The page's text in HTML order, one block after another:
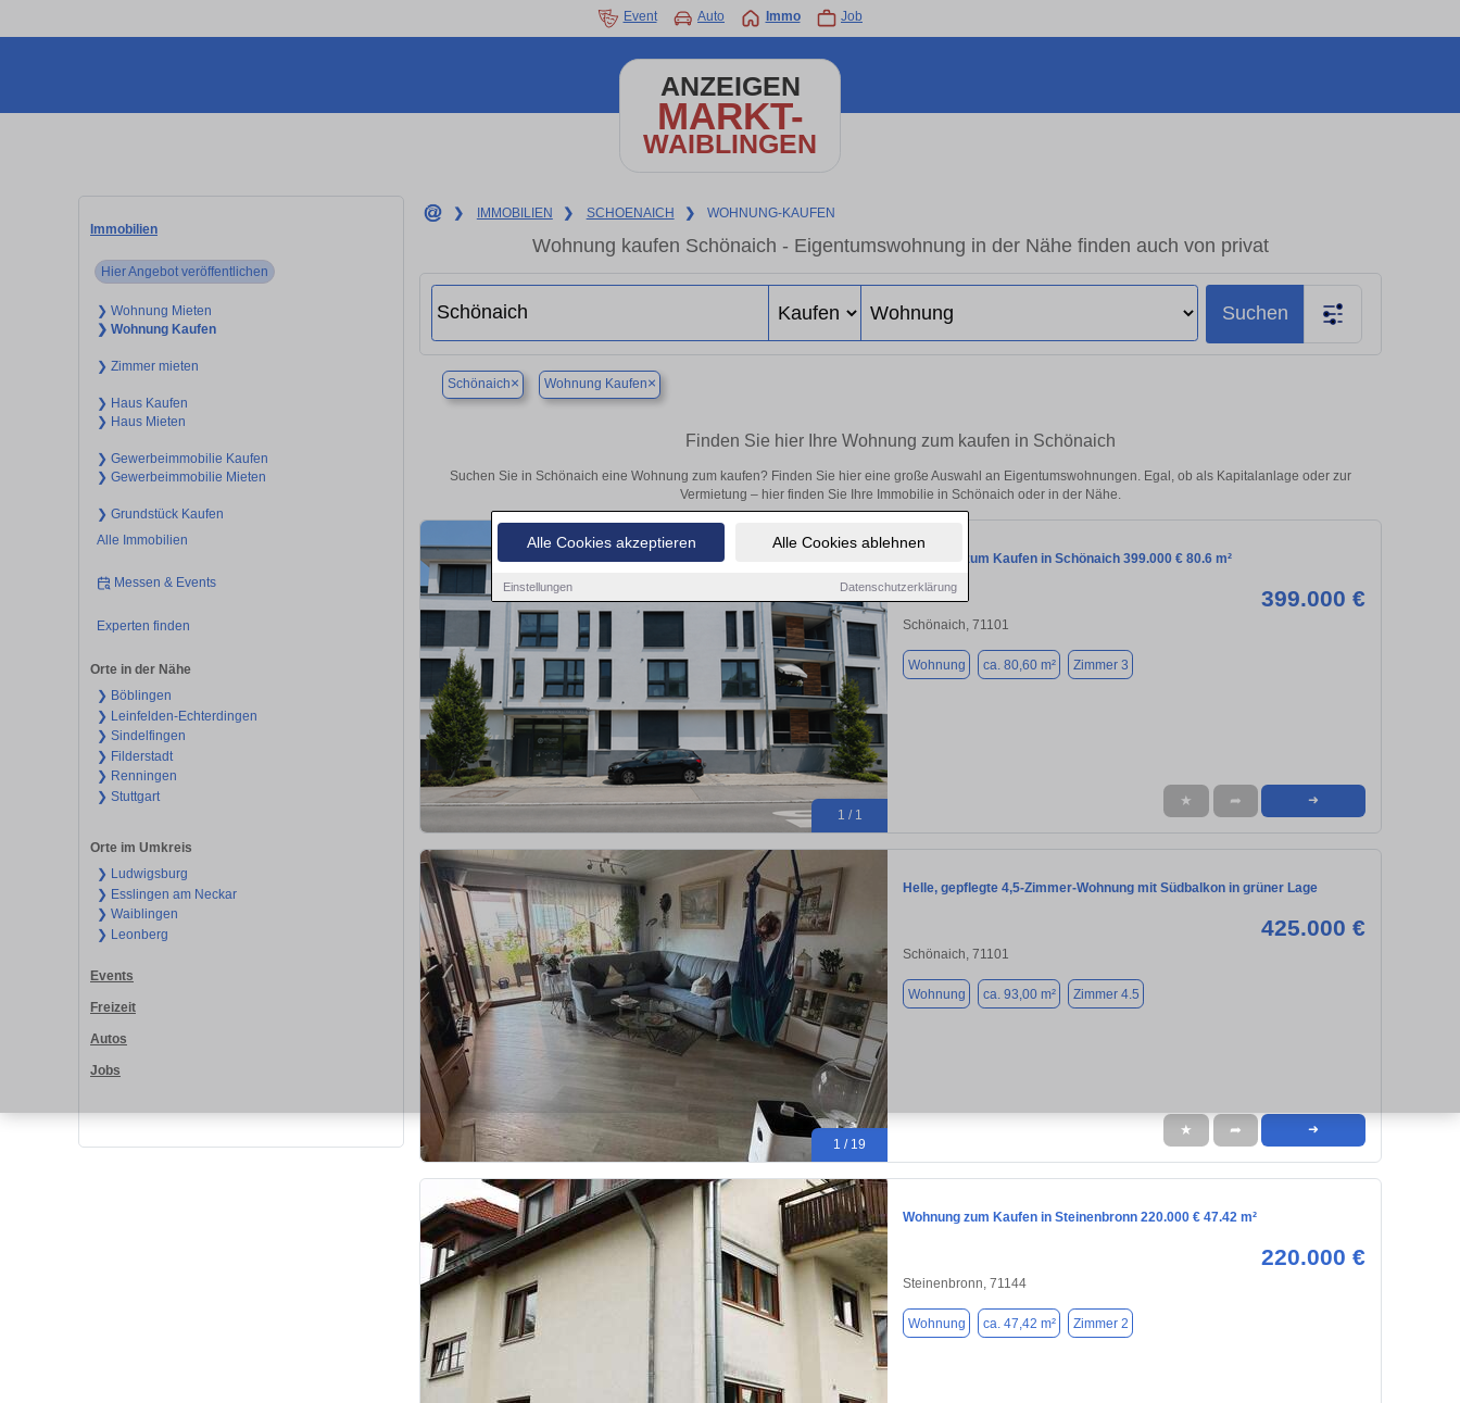
Alle Cookies akzeptieren Alle Cookies ablehnen
Einstellungen Datenschutzerklärung
Event Auto Immo Job
ANZEIGEN
MARKT-
WAIBLINGEN
Immobilien
Hier Angebot veröffentlichen
❯ Wohnung Mieten
❯ Wohnung Kaufen
❯ Zimmer mieten
❯ Haus Kaufen
❯ Haus Mieten
❯ Gewerbeimmobilie Kaufen
❯ Gewerbeimmobilie Mieten
❯ Grundstück Kaufen
Alle Immobilien
Messen & Events
Experten finden
Orte in der Nähe
❯ Böblingen
❯ Leinfelden-Echterdingen
❯ Sindelfingen
❯ Filderstadt
❯ Renningen
❯ Stuttgart
Orte im Umkreis
❯ Ludwigsburg
❯ Esslingen am Neckar
❯ Waiblingen
❯ Leonberg
Events
Freizeit
Autos
Jobs
❯ IMMOBILIEN ❯ SCHOENAICH ❯ WOHNUNG-KAUFEN
Wohnung kaufen Schönaich - Eigentumswohnung in der Nähe finden auch von privat
Suchen
Schönaich× Wohnung Kaufen×
Finden Sie hier Ihre Wohnung zum kaufen in Schönaich
Suchen Sie in Schönaich eine Wohnung zum kaufen? Finden Sie hier eine große Auswahl an Eigentumswohnungen. Egal, ob als Kapitalanlage oder zur
Vermietung – hier finden Sie Ihre Immobilie in Schönaich oder in der Nähe.
1 / 1
Wohnung zum Kaufen in Schönaich 399.000 € 80.6 m²
399.000 €
Schönaich, 71101
Wohnung ca. 80,60 m² Zimmer 3
★ ➦ ➜
1 / 19
Helle, gepflegte 4,5-Zimmer-Wohnung mit Südbalkon in grüner Lage
425.000 €
Schönaich, 71101
Wohnung ca. 93,00 m² Zimmer 4.5
★ ➦ ➜
Wohnung zum Kaufen in Steinenbronn 220.000 € 47.42 m²
220.000 €
Steinenbronn, 71144
Wohnung ca. 47,42 m² Zimmer 2